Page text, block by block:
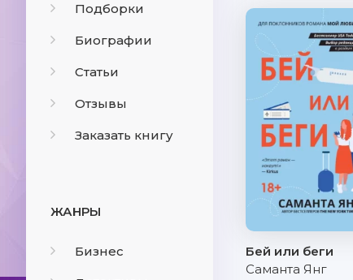
Подборки
Биографии
Статьи
Отзывы
Заказать книгу
ЖАНРЫ
Бизнес
Бей или беги
Саманта Янг